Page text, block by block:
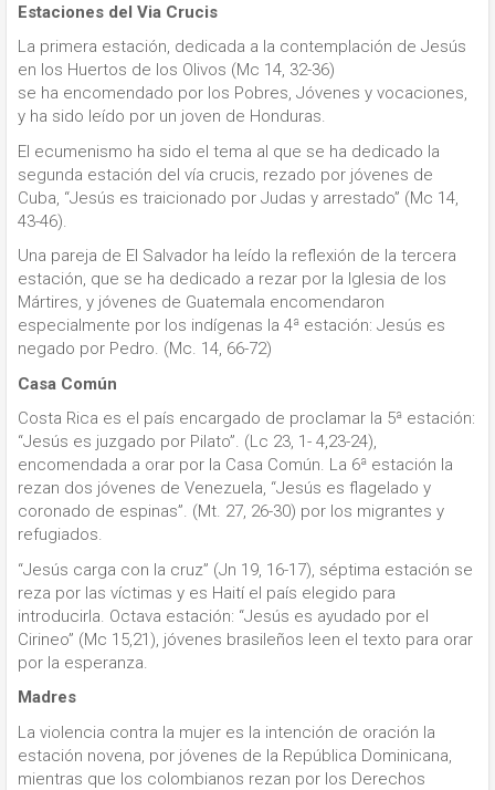
Estaciones del Via Crucis
La primera estación, dedicada a la contemplación de Jesús
en los Huertos de los Olivos (Mc 14, 32-36)
se ha encomendado por los Pobres, Jóvenes y vocaciones,
y ha sido leído por un joven de Honduras.
El ecumenismo ha sido el tema al que se ha dedicado la
segunda estación del vía crucis, rezado por jóvenes de
Cuba, “Jesús es traicionado por Judas y arrestado” (Mc 14,
43-46).
Una pareja de El Salvador ha leído la reflexión de la tercera
estación, que se ha dedicado a rezar por la Iglesia de los
Mártires, y jóvenes de Guatemala encomendaron
especialmente por los indígenas la 4ª estación: Jesús es
negado por Pedro. (Mc. 14, 66-72)
Casa Común
Costa Rica es el país encargado de proclamar la 5ª estación:
“Jesús es juzgado por Pilato”. (Lc 23, 1- 4,23-24),
encomendada a orar por la Casa Común. La 6ª estación la
rezan dos jóvenes de Venezuela, “Jesús es flagelado y
coronado de espinas”. (Mt. 27, 26-30) por los migrantes y
refugiados.
“Jesús carga con la cruz” (Jn 19, 16-17), séptima estación se
reza por las víctimas y es Haití el país elegido para
introducirla. Octava estación: “Jesús es ayudado por el
Cirineo” (Mc 15,21), jóvenes brasileños leen el texto para orar
por la esperanza.
Madres
La violencia contra la mujer es la intención de oración la
estación novena, por jóvenes de la República Dominicana,
mientras que los colombianos rezan por los Derechos